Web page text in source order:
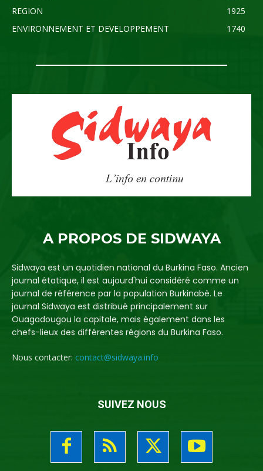
REGION
1925
ENVIRONNEMENT ET DEVELOPPEMENT
1740
A PROPOS DE SIDWAYA
Sidwaya est un quotidien national du Burkina Faso. Ancien
journal étatique, il est aujourd'hui considéré comme un
journal de référence par la population Burkinabè. Le
journal Sidwaya est distribué principalement sur
Ouagadougou la capitale, mais également dans les
chefs-lieux des différentes régions du Burkina Faso.
Nous contacter: contact@sidwaya.info
SUIVEZ NOUS